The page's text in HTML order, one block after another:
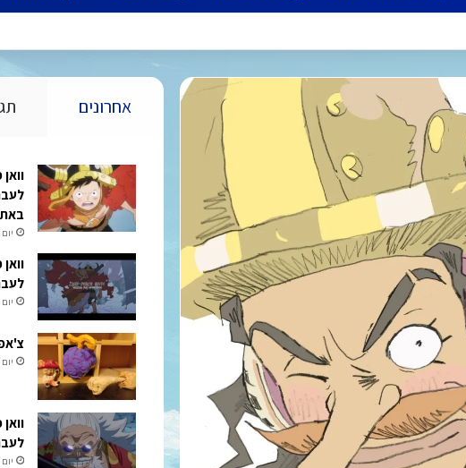
אחרונים
יום שני -
יום שני
צ'אפטר 1189
יום
יום שני